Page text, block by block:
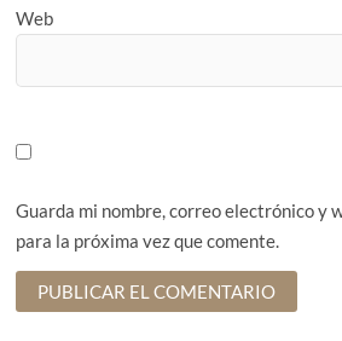
Web
Guarda mi nombre, correo electrónico y
para la próxima vez que comente.